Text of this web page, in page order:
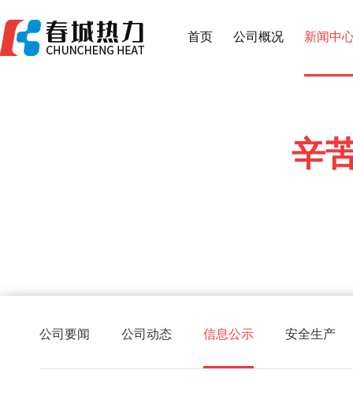
首页 公司概况 新闻中
辛
公司要闻 公司动态 信息公示 安全生产